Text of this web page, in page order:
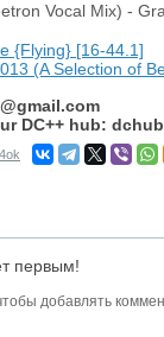
Vocal Mix) -
{Flying} [16-44.1]
(A Selection of
DC++ hub:
первым!
добавлять